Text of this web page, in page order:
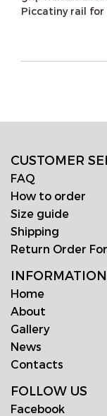
Piccatiny rail
CUSTOMER
FAQ
How to order
Size guide
Shipping
Return Order
INFORMATION
Home
About
Gallery
News
Contacts
FOLLOW US
Facebook